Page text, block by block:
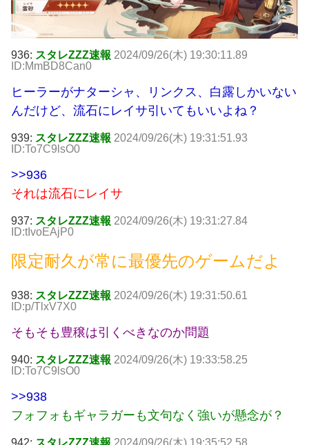
936: スタレZZZ速報 2024/09/26(木) 19:30:11.89
ID:MmBD8Can0
ヒーラーがナターシャ、リンクス、白露しかいない
んだけど、流石にレイサ引いてもいいよね？
939: スタレZZZ速報 2024/09/26(木) 19:31:51.93
ID:To7C9lsO0
>>936
それは流石にレイサ
937: スタレZZZ速報 2024/09/26(木) 19:31:27.84
ID:tIvoEAjP0
限定耐久が常に最優先のゲームだよ
938: スタレZZZ速報 2024/09/26(木) 19:31:50.61
ID:p/TlxV7X0
そもそも豊穣は引くべきなのか問題
940: スタレZZZ速報 2024/09/26(木) 19:33:58.25
ID:To7C9lsO0
>>938
フォフォもギャラガーも文句なく強いが懸念が？